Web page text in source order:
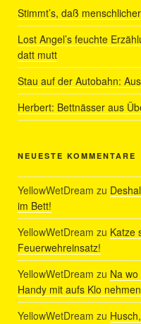
Stimmt’s, daß
Lost Angel’s feuchte
datt mutt
Stau auf der Autobahn:
Herbert: Bettnässer aus
NEUESTE KOMMENTARE
YellowWetDream zu
im Bett!
YellowWetDream zu Katze
Feuerwehreinsatz!
YellowWetDream zu Na
Handy mit aufs Klo
YellowWetDream zu